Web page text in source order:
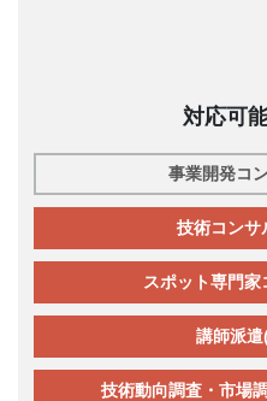
対応可
事業開発コ
技術コンサ
スポット専門
講師派
技術動向調査・市場